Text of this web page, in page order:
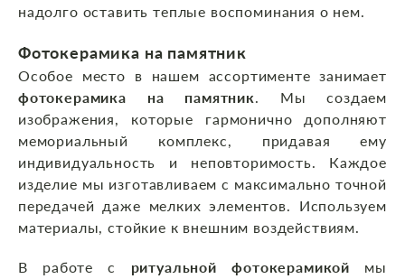
надолго оставить теплые воспоминания о нем.
Фотокерамика на памятник
Особое место в нашем ассортименте занимает
фотокерамика на памятник. Мы создаем
изображения, которые гармонично дополняют
мемориальный комплекс, придавая ему
индивидуальность и неповторимость. Каждое
изделие мы изготавливаем с максимально точной
передачей даже мелких элементов. Используем
материалы, стойкие к внешним воздействиям.
В работе с ритуальной фотокерамикой мы